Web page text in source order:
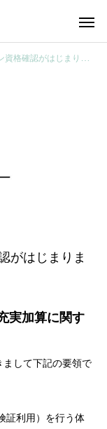
確認がはじまります。
がはじまりま
実加算に関す
して下記の要領で
証利用）を行う体